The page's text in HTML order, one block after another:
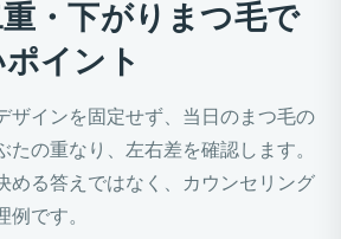
・下がりまつ毛で
イント
ザインを固定せず、当日のまつ毛の
たの重なり、左右差を確認します。
める答えではなく、カウンセリング
です。